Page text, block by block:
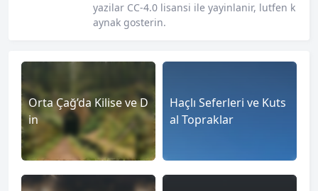
yazilar CC-4.0 lisansi ile yayinlanir, lutfen k
aynak gosterin.
Orta Çağ’da Kilise ve D
in
Haçlı Seferleri ve Kuts
al Topraklar